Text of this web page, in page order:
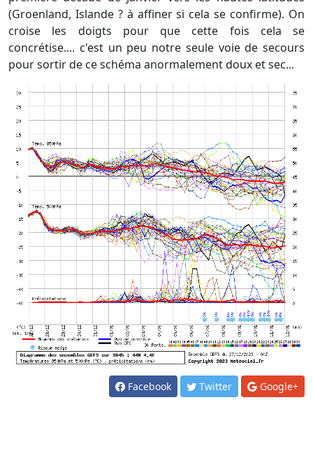
(Groenland, Islande ? à affiner si cela se confirme). On
croise les doigts pour que cette fois cela se
concrétise.... c'est un peu notre seule voie de secours
pour sortir de ce schéma anormalement doux et sec...
Facebook Twitter Google+